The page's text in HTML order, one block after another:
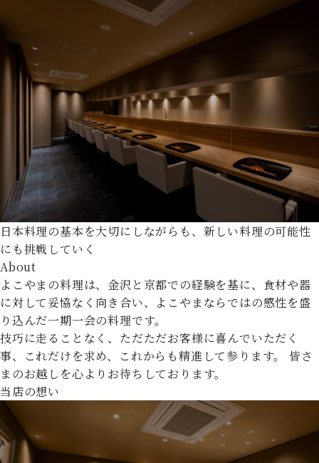
日本料理の基本を大切にしながらも、新しい料理の可能性
にも挑戦していく
About
よこやまの料理は、金沢と京都での経験を基に、食材や器
に対して妥協なく向き合い、
よこやまならではの感性を盛
り込んだ一期一会の料理です。
技巧に走ることなく、ただただお客様に喜んでいただく
事、これだけを求め、これからも精進して参ります。
皆さ
まのお越しを心よりお待ちしております。
当店の想い